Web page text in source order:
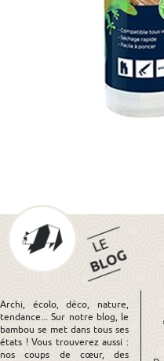
Archi, écolo, déco, nature,
tendance... Sur notre blog, le
bambou se met dans tous ses
états ! Vous trouverez aussi :
nos coups de cœur, des